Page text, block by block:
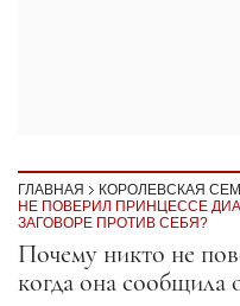
ГЛАВНАЯ КОРОЛЕВСКАЯ
НЕ ПОВЕРИЛ ПРИНЦЕССЕ
ЗАГОВОРЕ ПРОТИВ СЕБЯ?
Секция
Почему никто не
когда она сообщила